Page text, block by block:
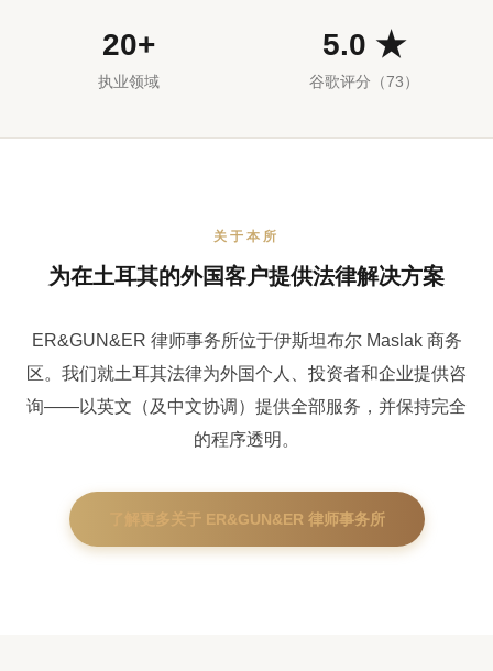
20+
执业领域
5.0 ★
谷歌评分（73）
关于本所
为在土耳其的外国客户提供法律解决方案
ER&GUN&ER 律师事务所位于伊斯坦布尔 Maslak 商务
区。我们就土耳其法律为外国个人、投资者和企业提供咨
询——以英文（及中文协调）提供全部服务，并保持完全
的程序透明。
了解更多关于 ER&GUN&ER 律师事务所